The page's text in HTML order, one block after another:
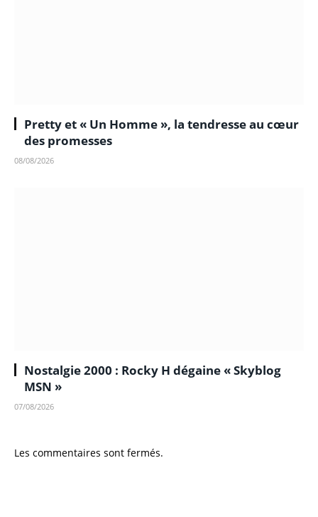
Pretty et « Un Homme », la tendresse au cœur
des promesses
08/08/2026
Nostalgie 2000 : Rocky H dégaine « Skyblog
MSN »
07/08/2026
Les commentaires sont fermés.